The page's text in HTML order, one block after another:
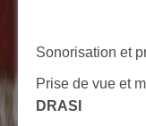
Sonorisation et
Prise de vue et
DRASI